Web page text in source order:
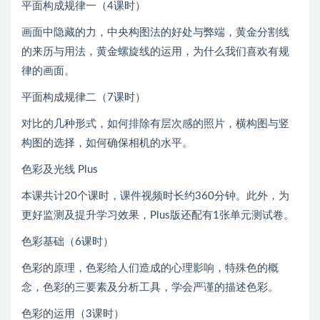
平面构成规律一（4课时）
画面中隐藏的力，中央构图法的好处与弊端，黄金分割线
的来历与用法，黄金螺旋线的运用，为什么我们喜欢有规
律的画面。
平面构成规律二（7课时）
对比的几种形式，如何排除有层次感的照片，横构图与竖
构图的选择，如何确保相机的水平。
色彩及光线 Plus
本课共计20个课时，课件视频时长约360分钟。此外，为
更好监测及提升学习效果，Plus版还配有1张单元测试卷。
色彩基础（6课时）
色彩的原理，色彩给人们造成的心理影响，特殊色的概
念，色彩的三要素及分析工具，学会严谨的描述色彩。
色彩的运用（3课时）